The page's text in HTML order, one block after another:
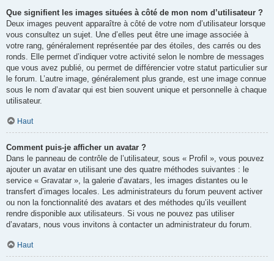
Que signifient les images situées à côté de mon nom d’utilisateur ?
Deux images peuvent apparaître à côté de votre nom d’utilisateur lorsque
vous consultez un sujet. Une d’elles peut être une image associée à
votre rang, généralement représentée par des étoiles, des carrés ou des
ronds. Elle permet d’indiquer votre activité selon le nombre de messages
que vous avez publié, ou permet de différencier votre statut particulier sur
le forum. L’autre image, généralement plus grande, est une image connue
sous le nom d’avatar qui est bien souvent unique et personnelle à chaque
utilisateur.
Haut
Comment puis-je afficher un avatar ?
Dans le panneau de contrôle de l’utilisateur, sous « Profil », vous pouvez
ajouter un avatar en utilisant une des quatre méthodes suivantes : le
service « Gravatar », la galerie d’avatars, les images distantes ou le
transfert d’images locales. Les administrateurs du forum peuvent activer
ou non la fonctionnalité des avatars et des méthodes qu’ils veuillent
rendre disponible aux utilisateurs. Si vous ne pouvez pas utiliser
d’avatars, nous vous invitons à contacter un administrateur du forum.
Haut